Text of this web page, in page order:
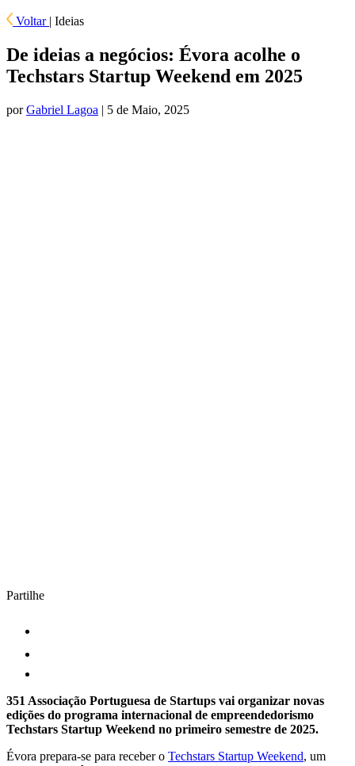
Voltar | Ideias
De ideias a negócios: Évora acolhe o
Techstars Startup Weekend em 2025
porGabriel Lagoa | 5 de Maio, 2025
Partilhe
351 Associação Portuguesa de Startups vai organizar novas
edições do programa internacional de empreendedorismo
Techstars Startup Weekend no primeiro semestre de 2025.
Évora prepara-se para receber o Techstars Startup Weekend, um